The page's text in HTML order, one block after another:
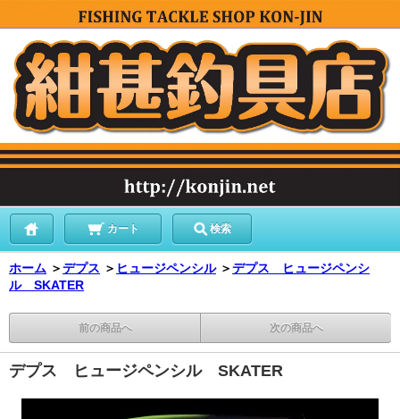
カート 検索
ホーム ＞デプス ＞ ヒュージペンシル ＞デプス ヒュージペンシ
ル SKATER
前の商品へ 次の商品へ
デプス ヒュージペンシル SKATER